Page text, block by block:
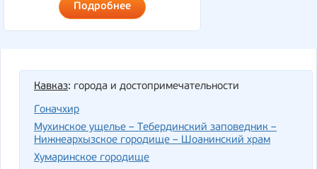
Подробнее
Кавказ: города и достопримечательности
Гоначхир
Мухинское ущелье – Тебердинский заповедник –
Нижнеархызское городище – Шоанинский храм
Хумаринское городище